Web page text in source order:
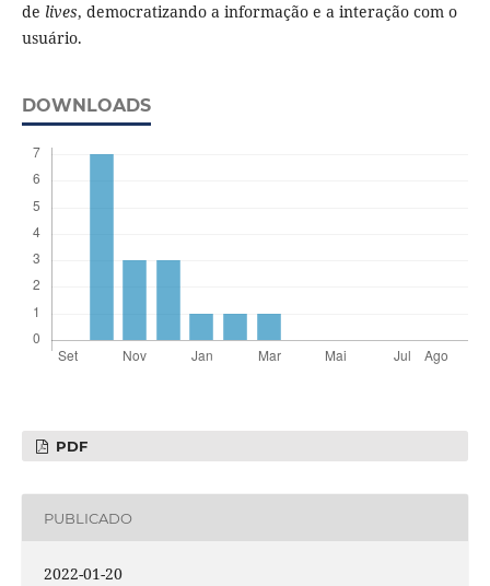
de lives, democratizando a informação e a interação com o
usuário.
DOWNLOADS
PDF
PUBLICADO
2022-01-20